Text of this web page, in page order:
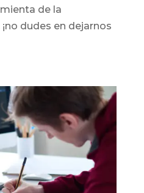
de la
dudes en dejarnos